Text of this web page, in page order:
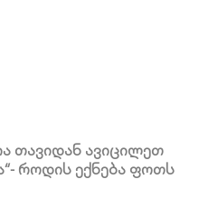
თავიდან ავიცილეთ
როდის ექნება ფოთს